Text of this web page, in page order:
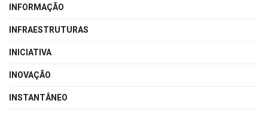
INFORMAÇÃO
INFRAESTRUTURAS
INICIATIVA
INOVAÇÃO
INSTANTÂNEO